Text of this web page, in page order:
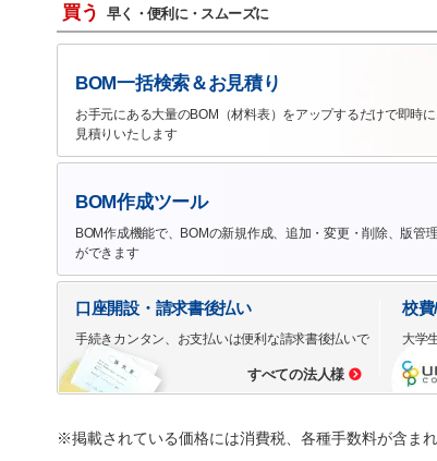
買う 早く・便利に・スムーズに
BOM一括検索＆お見積り
お手元にある大量のBOM（材料表）をアップするだけで即時
見積りいたします
BOM作成ツール
BOM作成機能で、BOMの新規作成、追加・変更・削除、版管理
ができます
口座開設・請求書後払い
手続きカンタン、お支払いは便利な請求書後払いで
すべての法人様
校
大学
※掲載されている価格には消費税、各種手数料が含ま